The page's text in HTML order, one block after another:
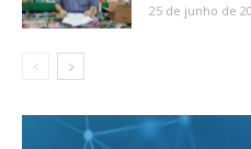
25 de junho de